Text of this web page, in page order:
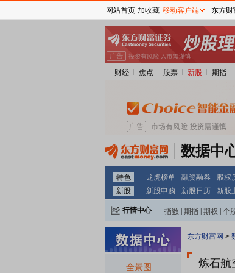
财经 焦点 股票 新股 期指
数据中
特色 龙虎榜单 融资融券 股权
新股
新股申购 新股日历 新股
行情中心 指数 期指 期权 个
全景图
东方财富网 >
炼石航
网站首页 加收藏 移动客户端 东方财